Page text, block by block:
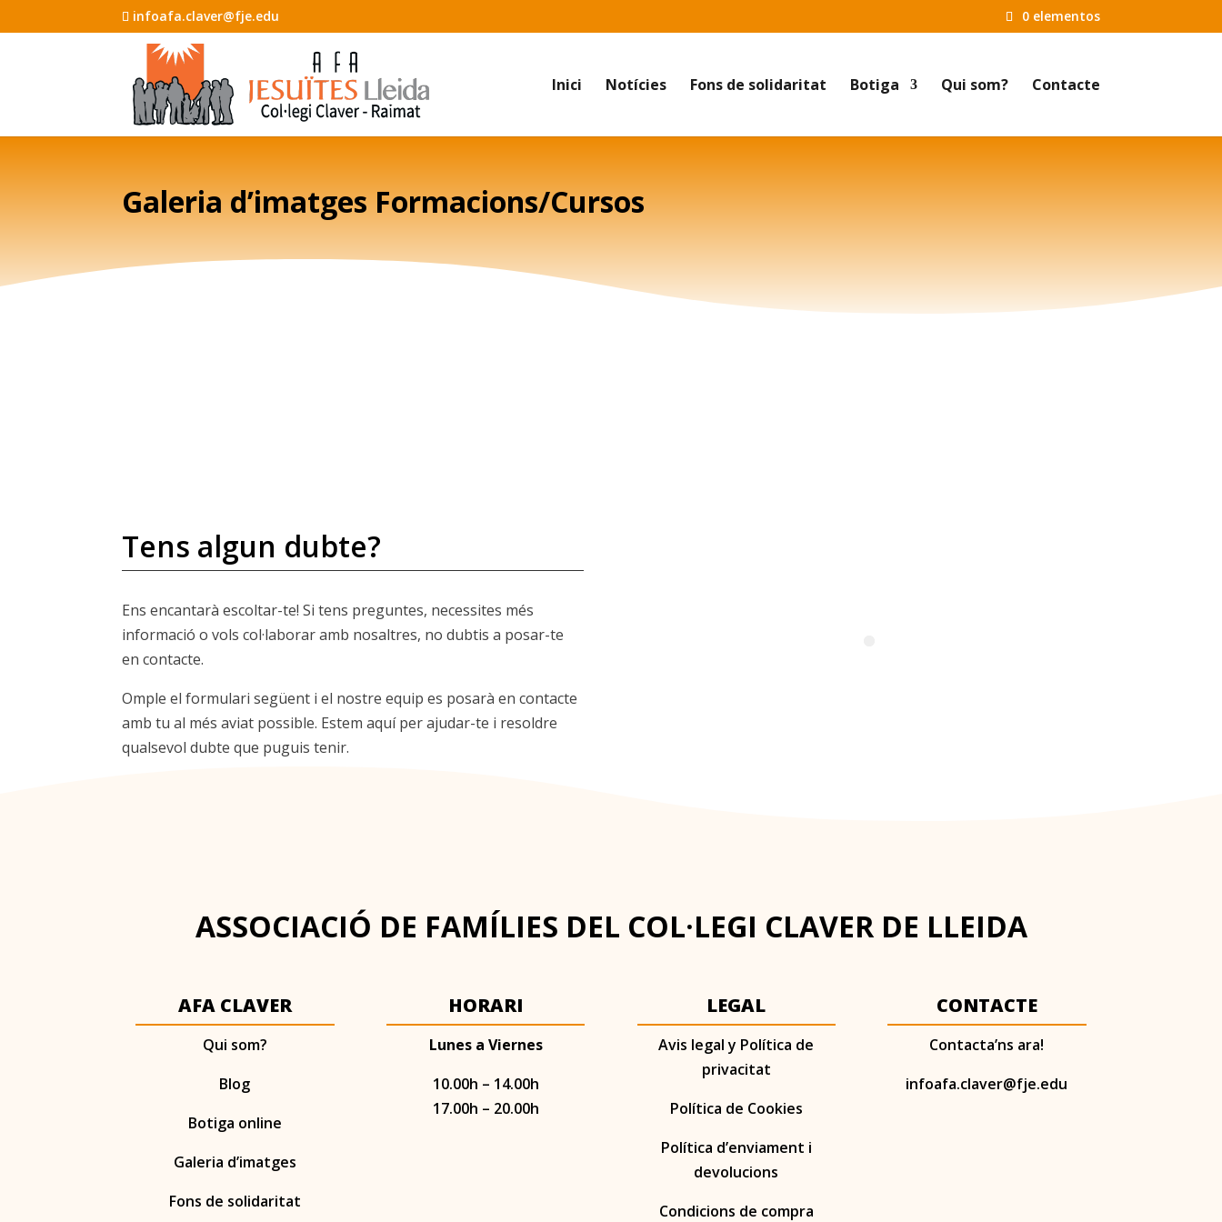
infoafa.claver@fje.edu 0 elementos
Inici Notícies Fons de solidaritat Botiga Qui som? Contacte
Galeria d’imatges Formacions/Cursos
Tens algun dubte?
Ens encantarà escoltar-te! Si tens preguntes, necessites més
informació o vols col·laborar amb nosaltres, no dubtis a posar-te
en contacte.
Omple el formulari següent i el nostre equip es posarà en contacte
amb tu al més aviat possible. Estem aquí per ajudar-te i resoldre
qualsevol dubte que puguis tenir.
ASSOCIACIÓ DE FAMÍLIES DEL COL·LEGI CLAVER DE LLEIDA
AFA CLAVER
Qui som?
Blog
Botiga online
Galeria d’imatges
Fons de solidaritat
HORARI
Lunes a Viernes
10.00h – 14.00h
17.00h – 20.00h
LEGAL
Avis legal y Política de
privacitat
Política de Cookies
Política d’enviament i
devolucions
Condicions de compra
CONTACTE
Contacta’ns ara!
infoafa.claver@fje.edu